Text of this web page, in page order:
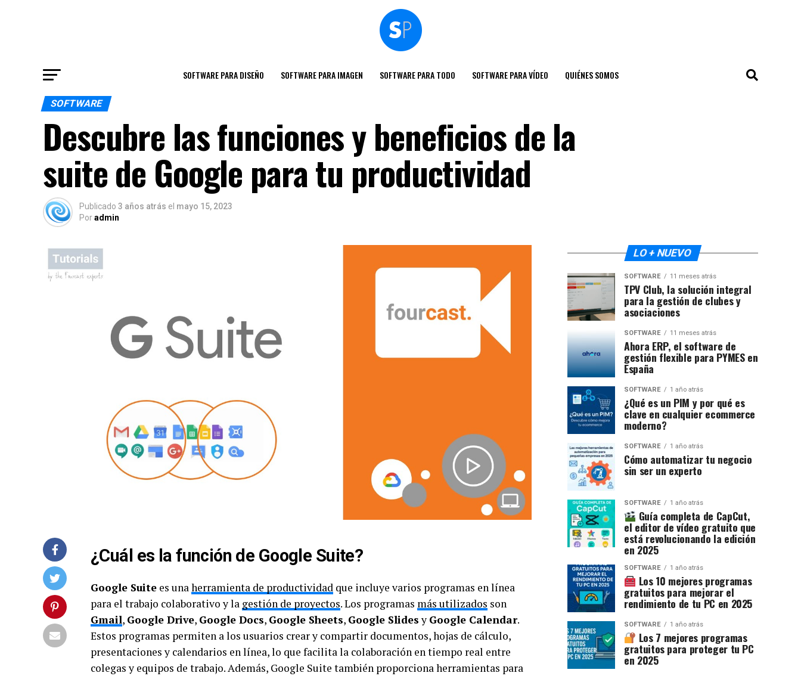
SOFTWARE PARA DISEÑO SOFTWARE PARA IMAGEN SOFTWARE PARA TODO SOFTWARE PARA VÍDEO QUIÉNES SOMOS
SOFTWARE
Descubre las funciones y beneficios de la
suite de Google para tu productividad
Publicado 3 años atrás el mayo 15, 2023
Poradmin
¿Cuál es la función de Google Suite?
Google Suite es unaherramienta de productividad que incluye varios programas en línea
para el trabajo colaborativo y la gestión de proyectos. Los programas más utilizados son
Gmail, Google Drive, Google Docs, Google Sheets, Google Slidesy Google Calendar.
Estos programas permiten a los usuarios crear y compartir documentos, hojas de cálculo,
presentaciones y calendarios en línea, lo que facilita la colaboración en tiempo real entre
colegas y equipos de trabajo. Además, Google Suite también proporciona herramientas para
LO + NUEVO
SOFTWARE 11 meses atrás
TPV Club, la solución integral
para la gestión de clubes y
asociaciones
SOFTWARE 11 meses atrás
Ahora ERP, el software de
gestión flexible para PYMES en
España
SOFTWARE 1 año atrás
¿Qué es un PIM y por qué es
clave en cualquier ecommerce
moderno?
SOFTWARE 1 año atrás
Cómo automatizar tu negocio
sin ser un experto
SOFTWARE 1 año atrás
Guía completa de CapCut,
el editor de vídeo gratuito que
está revolucionando la edición
en 2025
SOFTWARE 1 año atrás
Los 10 mejores programas
gratuitos para mejorar el
rendimiento de tu PC en 2025
SOFTWARE 1 año atrás
Los 7 mejores programas
gratuitos para proteger tu PC
en 2025